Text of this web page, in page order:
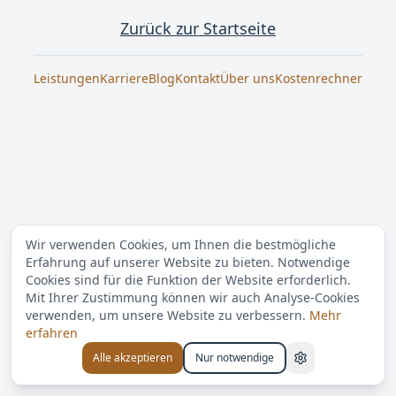
Wir verwenden Cookies, um Ihnen die bestmögliche
Erfahrung auf unserer Website zu bieten. Notwendige
Cookies sind für die Funktion der Website erforderlich.
Mit Ihrer Zustimmung können wir auch Analyse-Cookies
verwenden, um unsere Website zu verbessern. Mehr
erfahren
Alle akzeptieren Nur notwendige
Zurück zur Startseite
LeistungenKarriereBlogKontaktÜber unsKostenrechner